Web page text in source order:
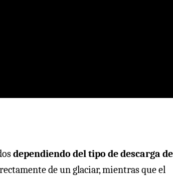
dependiendo del tipo de descarga de
de un glaciar, mientras que el